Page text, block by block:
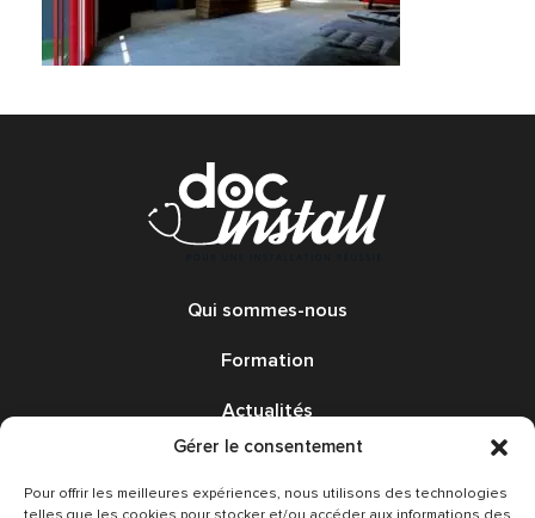
Gérer le consentement
Pour offrir les meilleures expériences, nous utilisons des technologies
Qui sommes-nous
Formation
Actualités
Avis